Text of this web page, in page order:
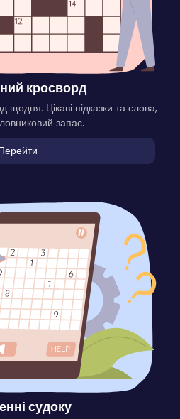
кросворд
щодня. Цікаві підказки та слова,
запас.
судоку